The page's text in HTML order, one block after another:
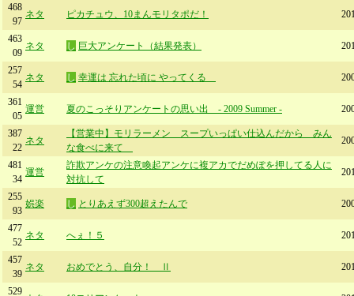
468
97
ネタ ピカチュウ、10まんモリタポだ！
463
09
ネタ し 巨大アンケート（結果発表）
257
54
ネタ し 幸運は 忘れた頃に やってくる
361
05
運営 夏のこっそりアンケートの思い出 - 2009 Summer -
387
22
ネタ
【営業中】モリラーメン スープいっぱい仕込んだから みん
な食べに来て
481
34
運営
詐欺アンケの注意喚起アンケに複アカでだめぽを押してる人に
対抗して
255
93
娯楽 し とりあえず300超えたんで
477
52
ネタ へぇ！５
457
39
ネタ おめでとう、自分！ Ⅱ
529